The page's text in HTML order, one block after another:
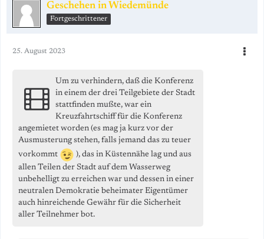
Geschehen in Wiedemünde
Fortgeschrittener
25. August 2023
Um zu verhindern, daß die Konferenz
in einem der drei Teilgebiete der Stadt
stattfinden mußte, war ein
Kreuzfahrtschiff für die Konferenz
angemietet worden (es mag ja kurz vor der
Ausmusterung stehen, falls jemand das zu teuer
vorkommt
), das in Küstennähe lag und aus
allen Teilen der Stadt auf dem Wasserweg
unbehelligt zu erreichen war und dessen in einer
neutralen Demokratie beheimater Eigentümer
auch hinreichende Gewähr für die Sicherheit
aller Teilnehmer bot.